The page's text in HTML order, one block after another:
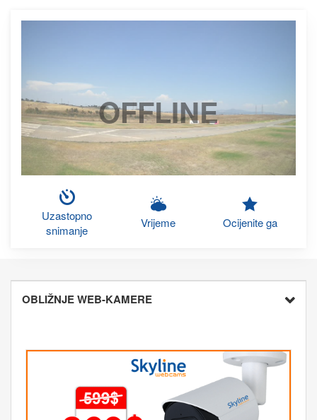
OFFLINE
Uzastopno
snimanje
Vrijeme Ocijenite ga
OBLIŽNJE WEB-KAMERE